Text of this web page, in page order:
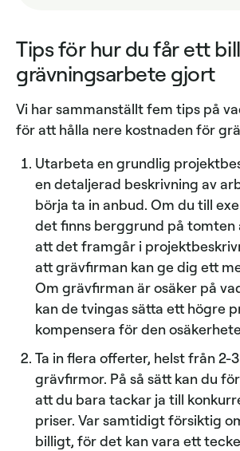
Tips för hur du får ett
grävningsarbete gjort
Vi har sammanställt fem tips på
för att hålla nere kostnaden för
Utarbeta en grundlig
en detaljerad beskrivning av
börja ta in anbud. Om du till
det finns berggrund på
att det framgår i
att grävfirman kan ge dig ett
Om grävfirman är osäker på
kan de tvingas sätta ett högre
kompensera för den
Ta in flera offerter, helst från 2-
grävfirmor. På så sätt kan du
att du bara tackar ja till
priser. Var samtidigt försiktig
billigt, för det kan vara ett